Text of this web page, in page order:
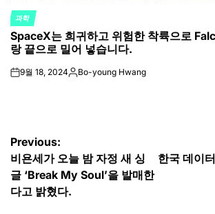
POSTED
IN
과학
SpaceX는 희귀하고 위험한 착륙으로
랑 끝으로 밀어 넣습니다.
on9월 18, 2024Posted
Bo-young Hwang
글
탐
색
Previous:
비욘세가 오늘 밤 자정 새 싱
글 ‘Break My Soul’을 발매한
다고 밝혔다.
한국 데이